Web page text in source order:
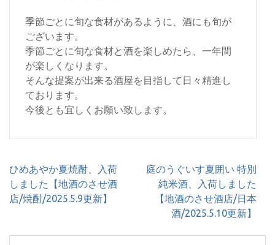
季節ごとに旬な食材があるように、酒にも旬が
ございます。
季節ごとに旬な食材と酒を楽しめたら、一年間
が楽しくなります。
そんな提案が出来る酒屋を目指して日々精進し
ております。
今後とも宜しくお願い致します。
投
稿
ナ
ひめあやか夏焼酎、入荷
しました【地酒のさせ酒
店/焼酎/2025.5.9更新】
庭のうぐいす夏囲い 特別
純米酒、入荷しました
【地酒のさせ酒店/日本
酒/2025.5.10更新】